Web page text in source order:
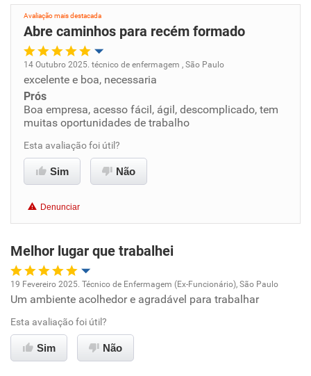
Avaliação mais destacada
Abre caminhos para recém formado
Oportunidade de promoção
Ambiente de trabalho
Conciliação com a vida familiar
Benefícios
14 Outubro 2025. técnico de enfermagem , São Paulo
excelente e boa, necessaria
Prós
Boa empresa, acesso fácil, ágil, descomplicado, tem
muitas oportunidades de trabalho
Esta avaliação foi útil?
Sim Não
Denunciar
Melhor lugar que trabalhei
Oportunidade de promoção
Ambiente de trabalho
19 Fevereiro 2025. Técnico de Enfermagem (Ex-Funcionário), São Paulo
Um ambiente acolhedor e agradável para trabalhar
Esta avaliação foi útil?
Sim Não